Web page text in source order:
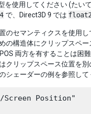
を使用してください (たい
で、Direct3D 9 では float2
のセマンティクスを使用
の構造体にクリップスペー
両方を有することは困
クリップスペース位置を別
シェーダーの例を参照して
Position"